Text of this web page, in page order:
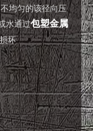
均匀的该径向压
水通过包塑金属
坏